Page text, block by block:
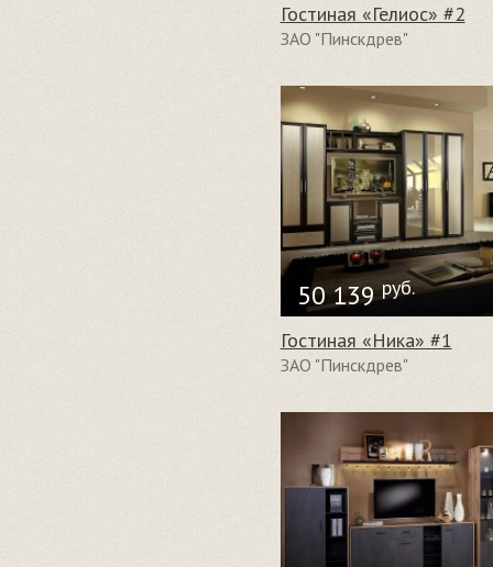
Гостиная «Гелиос» #2
ЗАО "Пинскдрев"
50 139 руб.
Гостиная «Ника» #1
ЗАО "Пинскдрев"